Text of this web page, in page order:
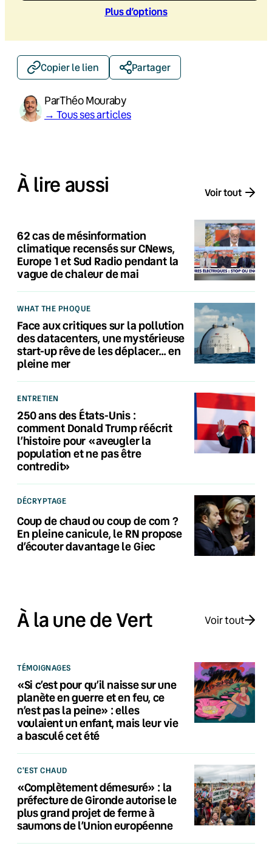
Plus d’options
Copier le lien Partager
ParThéo Mouraby
→ Tous ses articles
À lire aussi Voir tout
62 cas de mésinformation
climatique recensés sur CNews,
Europe 1 et Sud Radio pendant la
vague de chaleur de mai
WHAT THE PHOQUE
Face aux critiques sur la pollution
des datacenters, une mystérieuse
start-up rêve de les déplacer… en
pleine mer
ENTRETIEN
250 ans des États-Unis :
comment Donald Trump réécrit
l’histoire pour «aveugler la
population et ne pas être
contredit»
DÉCRYPTAGE
Coup de chaud ou coup de com ?
En pleine canicule, le RN propose
d’écouter davantage le Giec
À la une de Vert Voir tout
TÉMOIGNAGES
«Si c’est pour qu’il naisse sur une
planète en guerre et en feu, ce
n’est pas la peine» : elles
voulaient un enfant, mais leur vie
a basculé cet été
C'EST CHAUD
«Complètement démesuré» : la
préfecture de Gironde autorise le
plus grand projet de ferme à
saumons de l’Union européenne